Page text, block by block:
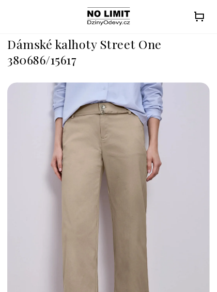
Dámské kalhoty Street One
380686/15617